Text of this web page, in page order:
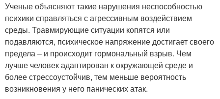
Ученые объясняют такие нарушения неспособностью
психики справляться с агрессивным воздействием
среды. Травмирующие ситуации копятся или
подавляются, психическое напряжение достигает своего
предела – и происходит гормональный взрыв. Чем
лучше человек адаптирован к окружающей среде и
более стрессоустойчив, тем меньше вероятность
возникновения у него панических атак.